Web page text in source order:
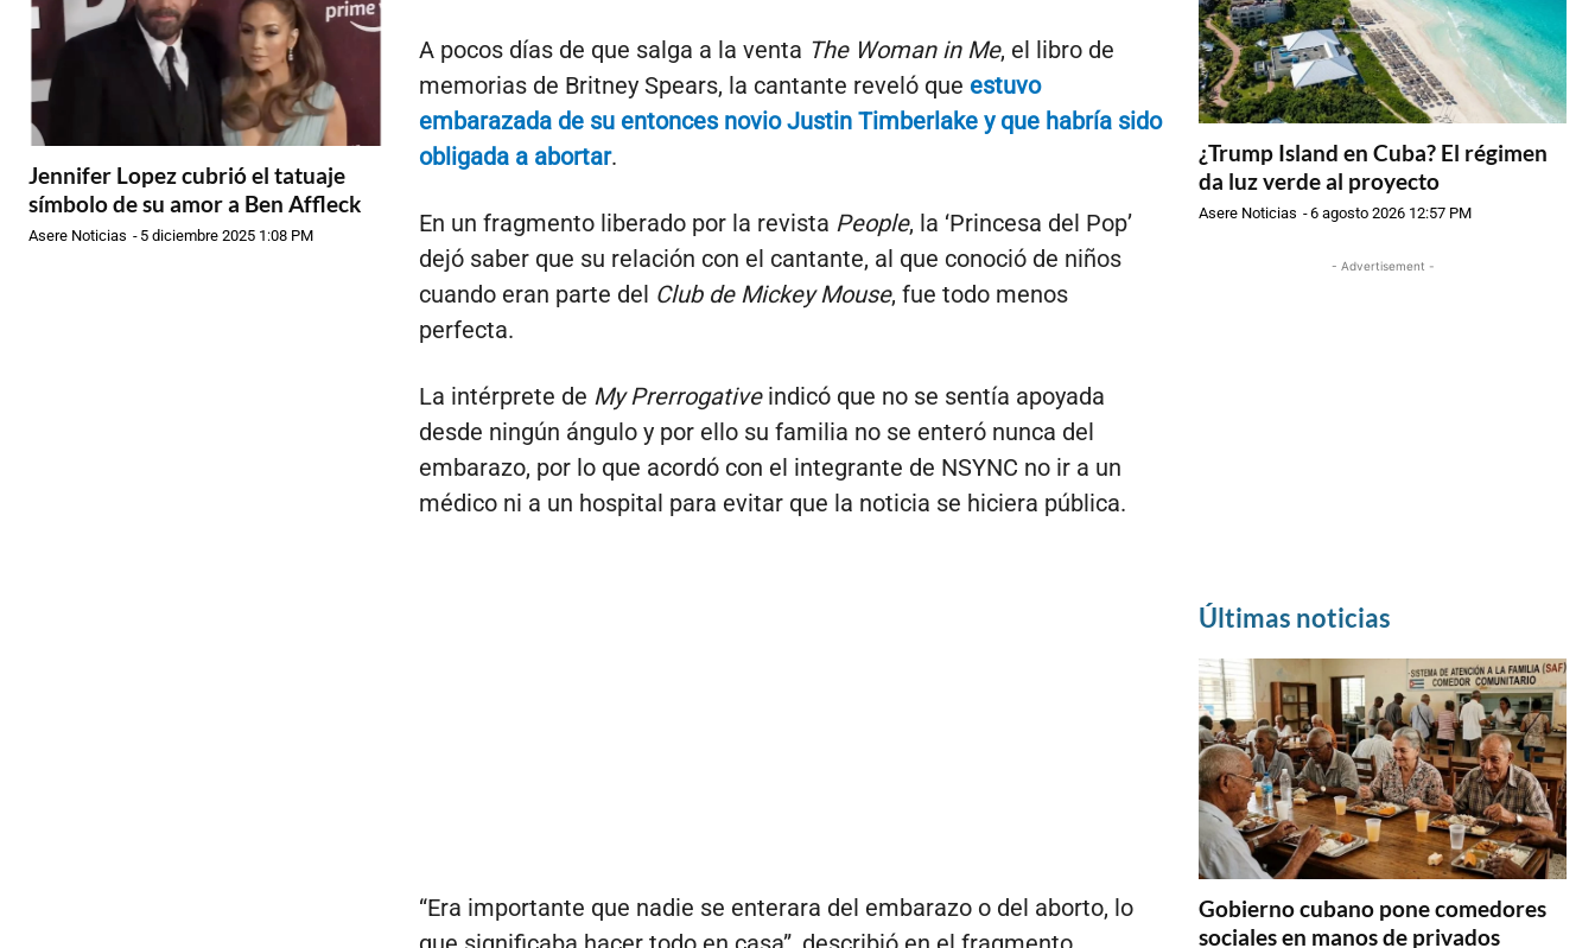
Jennifer Lopez cubrió el tatuaje
símbolo de su amor a Ben Affleck
Asere Noticias - 5 diciembre 2025 1:08 PM
A pocos días de que salga a la venta The Woman in Me, el libro de
memorias de Britney Spears, la cantante reveló que estuvo
embarazada de su entonces novio Justin Timberlake y que habría sido
obligada a abortar.
En un fragmento liberado por la revista People, la ‘Princesa del Pop’
dejó saber que su relación con el cantante, al que conoció de niños
cuando eran parte del Club de Mickey Mouse, fue todo menos
perfecta.
La intérprete de My Prerrogativeindicó que no se sentía apoyada
desde ningún ángulo y por ello su familia no se enteró nunca del
embarazo, por lo que acordó con el integrante de NSYNC no ir a un
médico ni a un hospital para evitar que la noticia se hiciera pública.
“Era importante que nadie se enterara del embarazo o del aborto, lo
¿Trump Island en Cuba? El régimen
da luz verde al proyecto
Asere Noticias -6 agosto 2026 12:57 PM
- Advertisement -
Últimas noticias
Gobierno cubano pone comedores
sociales en manos de privados